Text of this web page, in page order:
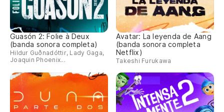
Guasón 2: Folie à Deux
(banda sonora completa)
Hildur Guðnadóttir, Lady Gaga,
Joaquin Phoenix...
Avatar: La leyenda de Aang
(banda sonora completa
Netflix)
Takeshi Furukawa